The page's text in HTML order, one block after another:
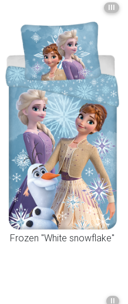
III
Frozen "White snowflake"
II